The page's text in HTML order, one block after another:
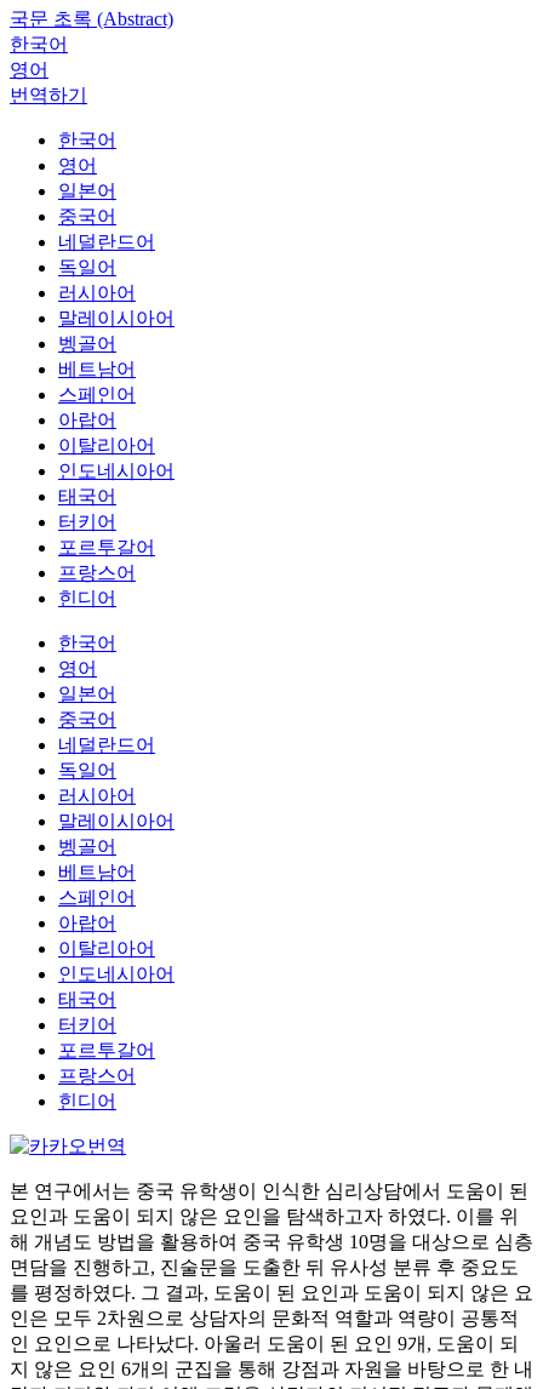
국문 초록 (Abstract)
한국어
영어
번역하기
한국어
영어
일본어
중국어
네덜란드어
독일어
러시아어
말레이시아어
벵골어
베트남어
스페인어
아랍어
이탈리아어
인도네시아어
태국어
터키어
포르투갈어
프랑스어
힌디어
한국어
영어
일본어
중국어
네덜란드어
독일어
러시아어
말레이시아어
벵골어
베트남어
스페인어
아랍어
이탈리아어
인도네시아어
태국어
터키어
포르투갈어
프랑스어
힌디어
본 연구에서는 중국 유학생이 인식한 심리상담에서 도움이 된
요인과 도움이 되지 않은 요인을 탐색하고자 하였다. 이를 위
해 개념도 방법을 활용하여 중국 유학생 10명을 대상으로 심층
면담을 진행하고, 진술문을 도출한 뒤 유사성 분류 후 중요도
를 평정하였다. 그 결과, 도움이 된 요인과 도움이 되지 않은 요
인은 모두 2차원으로 상담자의 문화적 역할과 역량이 공통적
인 요인으로 나타났다. 아울러 도움이 된 요인 9개, 도움이 되
지 않은 요인 6개의 군집을 통해 강점과 자원을 바탕으로 한 내